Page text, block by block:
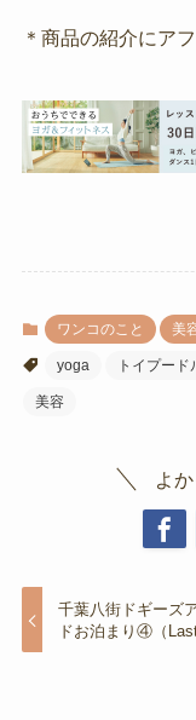
＊商品の紹介にア
ワンコのこと 美
yoga トイプード
美容
よ
千葉八街ドギーズ
ドお泊まり④（Last